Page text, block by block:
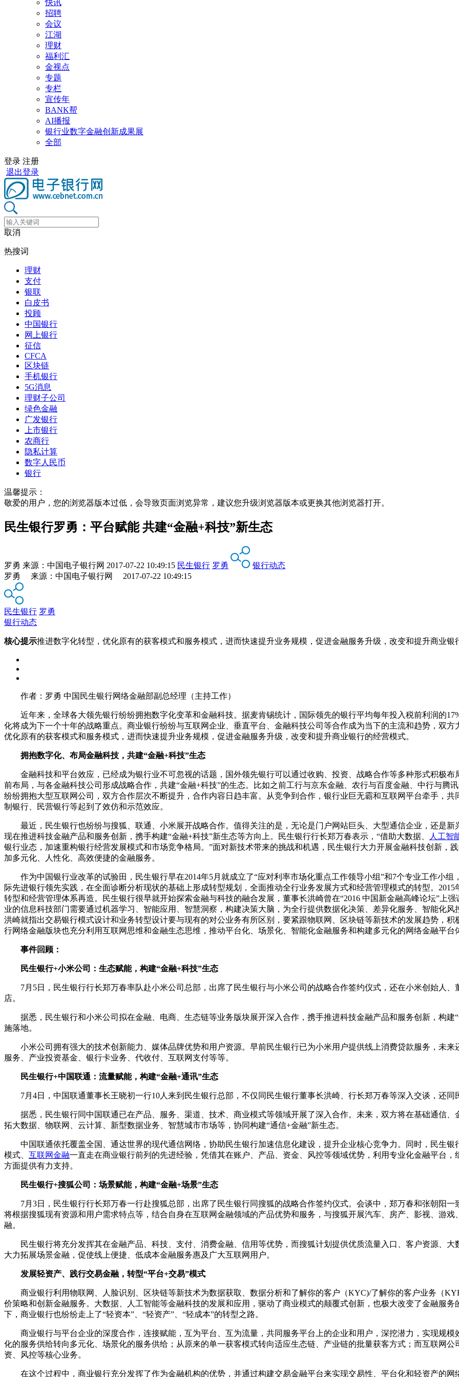
快讯
招聘
会议
江湖
理财
福利汇
金视点
专题
专栏
宣传年
BANK帮
AI播报
银行业数字金融创新成果展
全部
登录 注册
退出登录
取消
热搜词
理财
支付
银联
白皮书
投顾
中国银行
网上银行
征信
CFCA
区块链
手机银行
5G消息
理财子公司
绿色金融
广发银行
上市银行
农商行
隐私计算
数字人民币
银行
温馨提示：
敬爱的用户，您的浏览器版本过低，会导致页面浏览异常，建议您升级浏览器版本或更换其他浏览器打开。
民生银行罗勇：平台赋能 共建“金融+科技”新生态
罗勇 来源： 中国电子银行网 2017-07-22 10:49:15 民生银行 罗勇
银行动态
罗勇 来源：中国电子银行网 2017-07-22 10:49:15
民生银行 罗勇
银行动态
核心提示推进数字化转型，优化原有的获客模式和服务模式，进而快速提升业务规模，促进金融服务升级，改变和提升商业银
作者：罗勇 中国民生银行网络金融部副总经理（主持工作）
近年来，全球各大领先银行纷纷拥抱数字化变革和金融科技。据麦肯锡统计，国际领先的银行平均每年投入税前利润的
化将成为下一个十年的战略重点。商业银行纷纷与互联网企业、垂直平台、金融科技公司等合作成为当下的主流和趋势，双方
优化原有的获客模式和服务模式，进而快速提升业务规模，促进金融服务升级，改变和提升商业银行的经营模式。
拥抱数字化、布局金融科技，共建“金融+科技”生态
金融科技和平台效应，已经成为银行业不可忽视的话题，国外领先银行可以通过收购、投资、战略合作等多种形式积极布
前布局，与各金融科技公司形成战略合作，共建“金融+科技”的生态。比如之前工行与京东金融、农行与百度金融、中行与腾
纷纷拥抱大型互联网公司，双方合作层次不断提升，合作内容日趋丰富。从竞争到合作，银行业巨无霸和互联网平台牵手，
制银行、民营银行等起到了效仿和示范效应。
最近，民生银行也纷纷与搜狐、联通、小米展开战略合作。值得关注的是，无论是门户网站巨头、大型通信企业，还是新
现在推进科技金融产品和服务创新，携手构建“金融+科技”新生态等方向上。民生银行行长郑万春表示，“借助大数据、
人工智
银行业态，加速重构银行经营发展模式和市场竞争格局。”面对新技术带来的挑战和机遇，民生银行大力开展金融科技创新，
加多元化、人性化、高效便捷的金融服务。
作为中国银行业改革的试验田，民生银行早在2014年5月就成立了“应对利率市场化重点工作领导小组”和7个专业工作小组
际先进银行领先实践，在全面诊断分析现状的基础上形成转型规划，全面推动全行业务发展方式和经营管理模式的转型。
转型和经营管理体系再造。民生银行很早就开始探索金融与科技的融合发展，董事长洪崎曾在“2016 中国新金融高峰论坛”上
业的信息科技部门需要通过机器学习、智能应用、智慧洞察，构建决策大脑，为全行提供数据化决策、差异化服务、智能化风
洪崎就指出交易银行模式设计和业务转型设计要与现有的对公业务有所区别，要紧跟物联网、区块链等新技术的发展趋势，
行网络金融版块也充分利用互联网思维和金融生态思维，推动平台化、场景化、智能化金融服务和构建多元化的网络金融平台
事件回顾：
民生银行+小米公司：生态赋能，构建“金融+科技”生态
7月5日，民生银行行长郑万春率队赴小米公司总部，出席了民生银行与小米公司的战略合作签约仪式，还在小米创始人、
店。
据悉，民生银行和小米公司拟在金融、电商、生态链等业务版块展开深入合作，携手推进科技金融产品和服务创新，构建
施落地。
小米公司拥有强大的技术创新能力、媒体品牌优势和用户资源。早前民生银行已为小米用户提供线上消费贷款服务，未来
服务、产业投资基金、银行卡业务、代收付、互联网支付等等。
民生银行+中国联通：流量赋能，构建“金融+通讯”生态
7月4日，中国联通董事长王晓初一行10人来到民生银行总部，不仅同民生银行董事长洪崎、行长郑万春等深入交谈，还同
据悉，民生银行同中国联通已在产品、服务、渠道、技术、商业模式等领域开展了深入合作。未来，双方将在基础通信、
拓大数据、物联网、云计算、新型数据业务、智慧城市市场等，协同构建“通信+金融”新生态。
中国联通依托覆盖全国、通达世界的现代通信网络，协助民生银行加速信息化建设，提升企业核心竞争力。同时，民生银
模式、 互联网金融一直走在商业银行前列的先进经验，凭借其在账户、产品、资金、风控等领域优势，利用专业化金融平台
方面提供有力支持。
民生银行+搜狐公司：场景赋能，构建“金融+场景”生态
7月3日，民生银行行长郑万春一行赴搜狐总部，出席了民生银行同搜狐的战略合作签约仪式。会谈中，郑万春和张朝阳一
将根据搜狐现有资源和用户需求特点等，结合自身在互联网金融领域的产品优势和服务，与搜狐开展汽车、房产、影视、游
融。
民生银行将充分发挥其在金融产品、科技、支付、消费金融、信用等优势，而搜狐计划提供优质流量入口、客户资源、大
大力拓展场景金融，促使线上便捷、低成本金融服务惠及广大互联网用户。
发展轻资产、践行交易金融，转型“平台+交易”模式
商业银行利用物联网、人脸识别、区块链等新技术为数据获取、数据分析和了解你的客户（KYC)/了解你的客户业务（
价策略和创新金融服务。大数据、人工智能等金融科技的发展和应用，驱动了商业模式的颠覆式创新，也极大改变了金融服
下，商业银行也纷纷走上了“轻资本”、“轻资产”、“轻成本”的转型之路。
商业银行与平台企业的深度合作，连接赋能，互为平台、互为流量，共同服务平台上的企业和用户，深挖潜力，实现规模
化的服务供给转向多元化、场景化的服务供给；从原来的单一获客模式转向适应生态链、产业链的批量获客方式；而互联网
资、风控等核心业务。
在这个过程中，商业银行充分发挥了作为金融机构的优势，并通过构建交易金融平台来实现交易性、平台化和轻资产的网